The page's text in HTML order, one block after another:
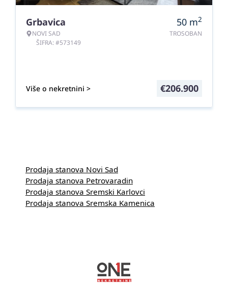
Grbavica
NOVI SAD
ŠIFRA: #573149
50 m2
TROSOBAN
Više o nekretnini > €206.900
Prodaja stanova Novi Sad
Prodaja stanova Petrovaradin
Prodaja stanova Sremski Karlovci
Prodaja stanova Sremska Kamenica